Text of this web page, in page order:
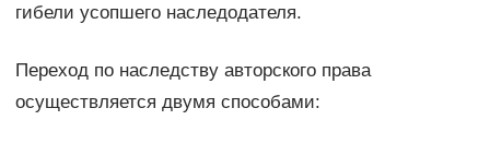
гибели усопшего наследодателя.
Переход по наследству авторского права
осуществляется двумя способами: